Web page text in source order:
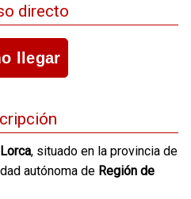
directo
llegar
Lorca, situado en la provincia de
autónoma de Región de